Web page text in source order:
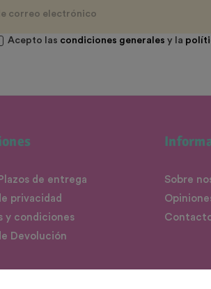
Acepto las condiciones generales y la
de entrega
privacidad
y condiciones
Devolución
Sobre